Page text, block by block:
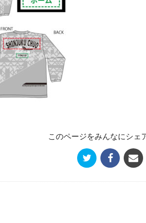
このページをみんなにシェ